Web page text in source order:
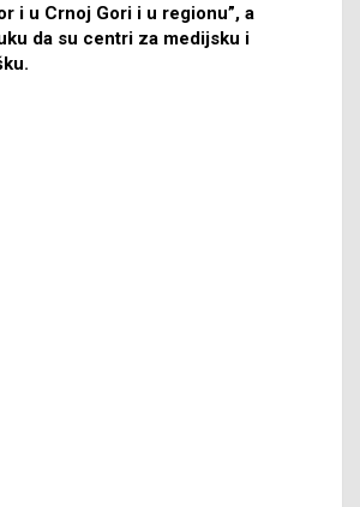
i u Crnoj Gori i u regionu”, a
da su centri za medijsku i